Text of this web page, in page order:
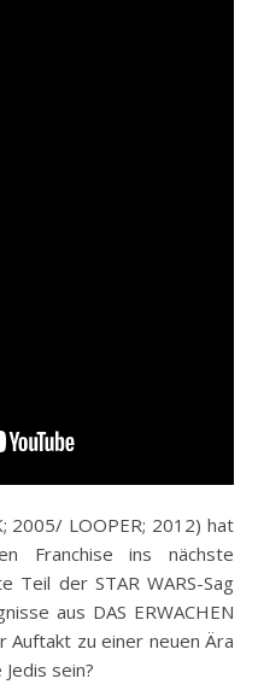
2005/ LOOPER; 2012) hat
Franchise ins nächste
Teil der STAR WARS-Sag
aus DAS ERWACHEN
Auftakt zu einer neuen Ära
sein?